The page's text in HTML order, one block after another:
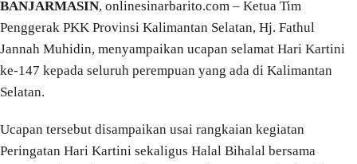
BANJARMASIN, onlinesinarbarito.com – Ketua Tim
Penggerak PKK Provinsi Kalimantan Selatan, Hj. Fathul
Jannah Muhidin, menyampaikan ucapan selamat Hari Kartini
ke-147 kepada seluruh perempuan yang ada di Kalimantan
Selatan.
Ucapan tersebut disampaikan usai rangkaian kegiatan
Peringatan Hari Kartini sekaligus Halal Bihalal bersama